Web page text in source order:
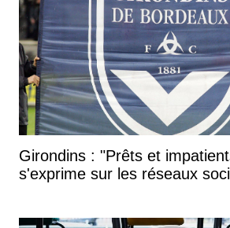
Girondins : "Prêts et
s'exprime sur les réseaux